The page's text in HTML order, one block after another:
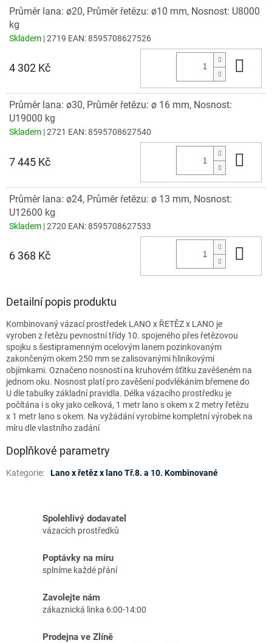
Průměr lana: ø20, Průměr řetězu: ø10 mm, Nosnost: U8000
kg
Skladem | 2719 EAN:8595708627526
4 302 Kč
Průměr lana: ø30, Průměr řetězu: ø 16 mm, Nosnost:
U19000 kg
Skladem | 2721 EAN:8595708627540
7 445 Kč
Průměr lana: ø24, Průměr řetězu: ø 13 mm, Nosnost:
U12600 kg
Skladem | 2720 EAN:8595708627533
6 368 Kč
Detailní popis produktu
Kombinovaný vázací prostředek LANO x ŘETĚZ x LANO je
vyroben z řetězu pevnostní třídy 10. spojeného přes řetězovou
spojku s šestipramenným ocelovým lanem pozinkovaným
zakončeným okem 250 mm se zalisovanými hliníkovými
objímkami. Označeno nosností na kruhovém šťítku zavěšeném na
jednom oku. Nosnost platí pro zavěšení podvlékáním břemene do
U dle tabulky základní pravidla. Délka vázacího prostředku je
počítána i s oky jako celková, 1 metr lano s okem x 2 metry řetězu
x 1 metr lano s okem. Na vyžádání vyrobíme kompletní výrobek na
míru dle vlastního zadání
Doplňkové parametry
Kategorie: Lano x řetěz x lano Tř.8. a 10. Kombinované
Spolehlivý dodavatel
vázacích prostředků
Poptávky na míru
splníme každé přání
Zavolejte nám
zákaznická linka 6:00-14:00
Prodejna ve Zlíně